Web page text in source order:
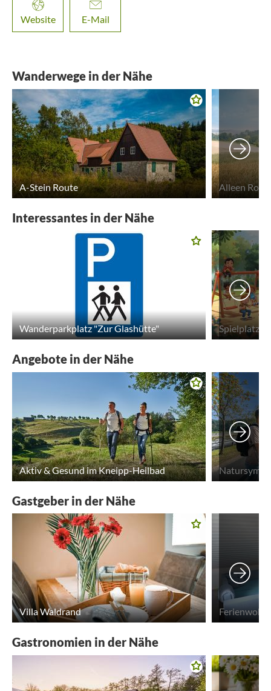
Website E-Mail
Wanderwege in der Nähe
A-Stein Route Alleen
Interessantes in der Nähe
Wanderparkplatz "Zur Glashütte" Spielplatz
Angebote in der Nähe
Aktiv & Gesund im Kneipp-Heilbad
Gastgeber in der Nähe
Villa Waldrand
Gastronomien in der Nähe